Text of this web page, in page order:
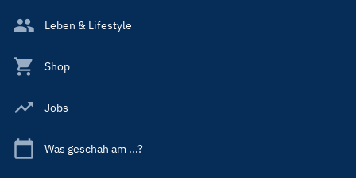
Leben & Lifestyle
Shop
Jobs
Was geschah am ...?